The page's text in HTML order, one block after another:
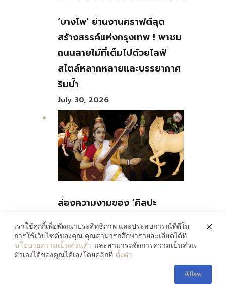
‘บางโพ’ ย่านงานคราฟต์สุด
สร้างสรรค์แห่งกรุงเทพ ! พาชม
ถนนสายไม้ที่เต็มไปด้วยไลฟ์
สไตล์หลากหลายและบรรยากาศ
ริมน้ำ
July 30, 2026
ส่องความงามของ ‘ศิลปะ
วัฒนธรรม 2 ซีกโลกเข้าด้วยกัน
July 30, 2026
เราใช้คุกกี้เพื่อพัฒนาประสิทธิภาพ และประสบการณ์ที่ดีใน
การใช้เว็บไซต์ของคุณ คุณสามารถศึกษารายละเอียดได้ที่
นโยบายความเป็นส่วนตัว และสามารถจัดการความเป็นส่วน
ตัวเองได้ของคุณได้เองโดยคลิกที่ ตั้งค่า
Allow